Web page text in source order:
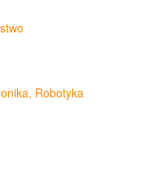
Robotyka